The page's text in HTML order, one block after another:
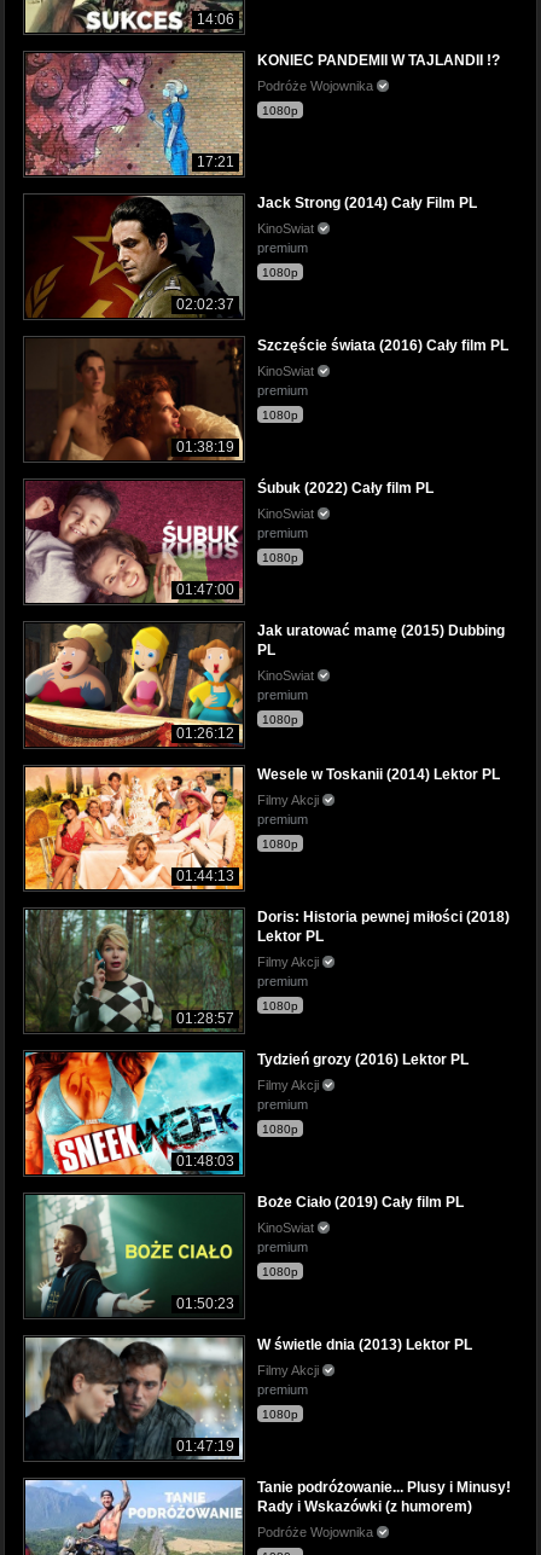
14:06
17:21
KONIEC PANDEMII W TAJLANDII !?
Podróże Wojownika
1080p
02:02:37
Jack Strong (2014) Cały Film PL
KinoSwiat
premium
1080p
01:38:19
Szczęście świata (2016) Cały film PL
KinoSwiat
premium
1080p
01:47:00
Śubuk (2022) Cały film PL
KinoSwiat
premium
1080p
01:26:12
Jak uratować mamę (2015) Dubbing
PL
KinoSwiat
premium
1080p
01:44:13
Wesele w Toskanii (2014) Lektor PL
Filmy Akcji
premium
1080p
01:28:57
Doris: Historia pewnej miłości (2018)
Lektor PL
Filmy Akcji
premium
1080p
01:48:03
Tydzień grozy (2016) Lektor PL
Filmy Akcji
premium
1080p
01:50:23
Boże Ciało (2019) Cały film PL
KinoSwiat
premium
1080p
01:47:19
W świetle dnia (2013) Lektor PL
Filmy Akcji
premium
1080p
Tanie podróżowanie... Plusy i Minusy!
Rady i Wskazówki (z humorem)
Podróże Wojownika